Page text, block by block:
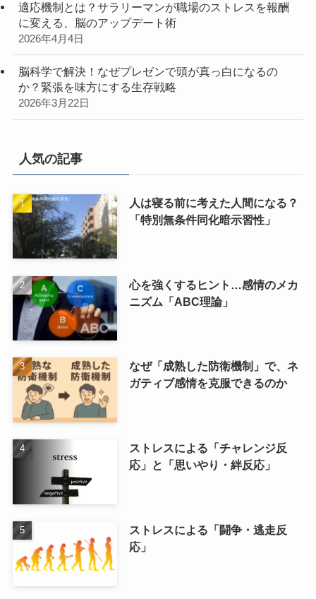
適応機制とは？サラリーマンが職場のストレスを報酬
に変える、脳のアップデート術
2026年4月4日
脳科学で解決！なぜプレゼンで頭が真っ白になるの
か？緊張を味方にする生存戦略
2026年3月22日
人気の記事
人は寝る前に考えた人間になる？
「特別無条件同化暗示習性」
心を強くするヒント…感情のメカ
ニズム「ABC理論」
なぜ「成熟した防衛機制」で、ネ
ガティブ感情を克服できるのか
ストレスによる「チャレンジ反
応」と「思いやり・絆反応」
ストレスによる「闘争・逃走反
応」